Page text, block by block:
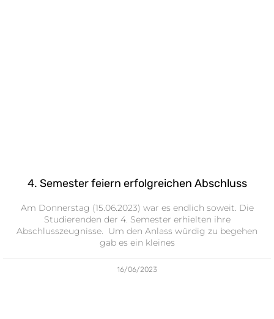
4. Semester feiern erfolgreichen Abschluss
Am Donnerstag (15.06.2023) war es endlich soweit. Die
Studierenden der 4. Semester erhielten ihre
Abschlusszeugnisse. Um den Anlass würdig zu begehen
gab es ein kleines
16/06/2023